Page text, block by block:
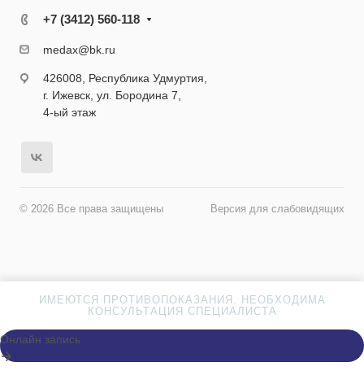
+7 (3412) 560-118
medax@bk.ru
426008, Республика Удмуртия,
г. Ижевск, ул. Бородина 7,
4-ый этаж
© 2026 Все права защищены Версия для слабовидящих
ИМЕЮТСЯ ПРОТИВОПОКАЗАНИЯ. НЕОБХОДИМА
КОНСУЛЬТАЦИЯ СПЕЦИАЛИСТА